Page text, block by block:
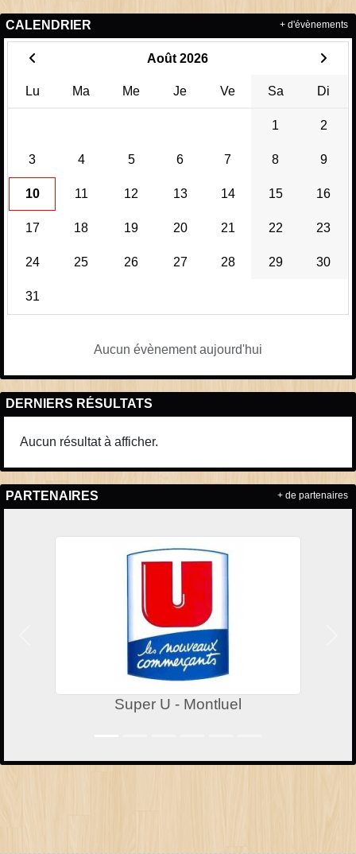
CALENDRIER
Août 2026
Lu Ma Me Je Ve Sa Di
1 2
3 4 5 6 7 8 9
10 11 12 13 14 15 16
17 18 19 20 21 22 23
24 25 26 27 28 29 30
31
Aucun évènement aujourd'hui
+ d'évènements
DERNIERS RÉSULTATS
Aucun résultat à afficher.
PARTENAIRES
Super U - Montluel
+ de partenaires